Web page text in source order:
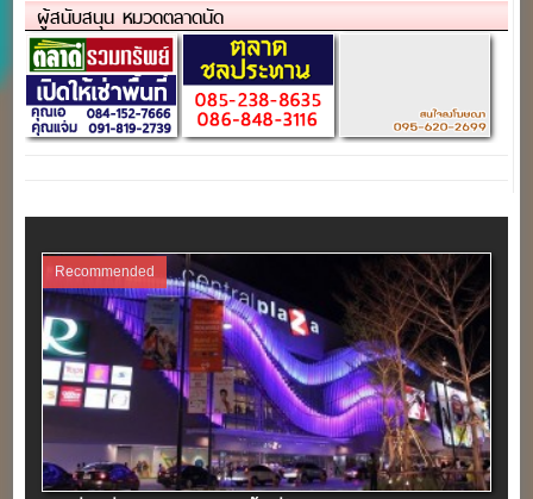
ผู้สนับสนุน หมวดตลาดนัด
Recommended